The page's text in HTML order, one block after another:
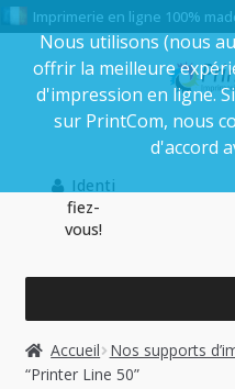
Imprimerie en ligne 100%
Aller
à
la
Aller
au
contenu
Identi
fiez-
vous!
Accueil Nos supports
“Printer Line 50”
Nous utilisons (nous
offrir la meilleure
d'impression en ligne.
sur PrintCom, nous
d'accord